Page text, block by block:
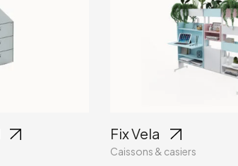
Fix Vela
Caissons & casiers